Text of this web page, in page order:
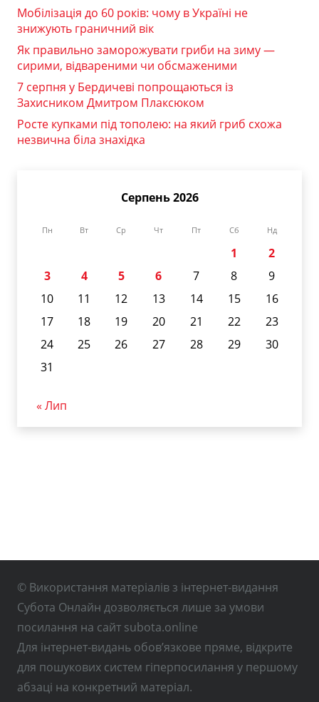
Мобілізація до 60 років: чому в Україні не
знижують граничний вік
Як правильно заморожувати гриби на зиму —
сирими, відвареними чи обсмаженими
7 серпня у Бердичеві попрощаються із
Захисником Дмитром Плаксюком
Росте купками під тополею: на який гриб схожа
незвична біла знахідка
Серпень 2026
Пн Вт Ср Чт Пт Сб Нд
1
2
3
4 5 6 7 8
9
10
11 12 13 14 15
16
17
18 19 20 21 22
23
24
25 26 27 28 29
30
31
« Лип
© Використання матеріалів з інтернет-видання
Субота Онлайн дозволяється лише за умови
посилання на сайт subota.online
Для інтернет-видань обов’язкове пряме, відкрите
для пошукових систем гіперпосилання у першому
абзаці на конкретний матеріал.